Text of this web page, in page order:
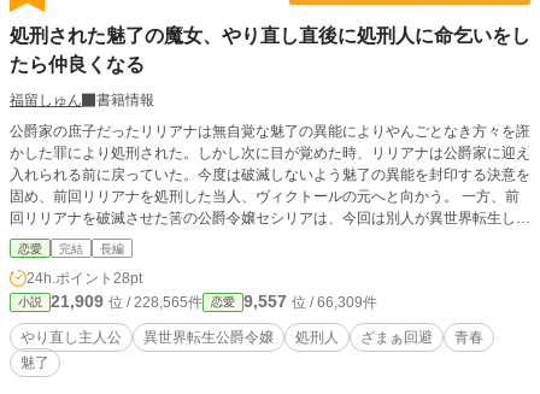
処刑された魅了の魔女、やり直し直後に処刑人に命乞いをし
たら仲良くなる
福留しゅん
書籍情報
公爵家の庶子だったリリアナは無自覚な魅了の異能によりやんごとなき方々を誑
かした罪により処刑された。しかし次に目が覚めた時、リリアナは公爵家に迎え
入れられる前に戻っていた。今度は破滅しないよう魅了の異能を封印する決意を
固め、前回リリアナを処刑した当人、ヴィクトールの元へと向かう。 一方、前
回リリアナを破滅させた筈の公爵令嬢セシリアは、今回は別人が異世界転生して
いた。彼女だけは知っている。ここが乙女ゲームの世界で、いずれ自分は悪女と
して破滅することを。前回リリアナを追い落として運命を克服したことなど知る
由もなく、今回も破滅の回避を目論む。 要約：ヒロイン役と悪役令嬢役の二人
ともが破滅に怯えて四苦八苦しながらお互いに仲良くなりつつ殿方と親睦を深め
る話です。 ※別所にも投稿してます。
恋愛 完結 長編
24h.ポイント 28pt
小説 21,909 位 / 228,565件 恋愛 9,557 位 / 66,309件
やり直し主人公 異世界転生公爵令嬢 処刑人 ざまぁ回避
青春
魅了